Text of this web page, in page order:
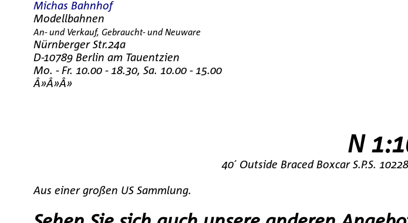
Michas Bahnhof
Modellbahnen
An- und Verkauf, Gebraucht- und Neuware
Nürnberger Str.24a
D-10789 Berlin am Tauentzien
Mo. - Fr. 10.00 - 18.30, Sa. 10.00 - 15.00
Â»Â»Â»
N
40´ Outside Braced Boxcar S.P.S.
Aus einer großen US Sammlung.